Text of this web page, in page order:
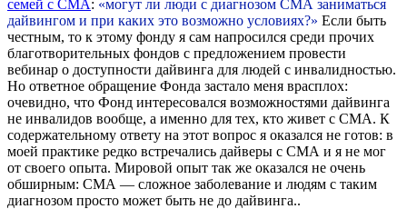
семей с СМА: «могут ли люди с диагнозом СМА заниматься
дайвингом и при каких это возможно условиях?» Если быть
честным, то к этому фонду я сам напросился среди прочих
благотворительных фондов с предложением провести
вебинар о доступности дайвинга для людей с инвалидностью.
Но ответное обращение Фонда застало меня врасплох:
очевидно, что Фонд интересовался возможностями дайвинга
не инвалидов вообще, а именно для тех, кто живет с СМА. К
содержательному ответу на этот вопрос я оказался не готов: в
моей практике редко встречались дайверы с СМА и я не мог
от своего опыта. Мировой опыт так же оказался не очень
обширным: СМА — сложное заболевание и людям с таким
диагнозом просто может быть не до дайвинга..